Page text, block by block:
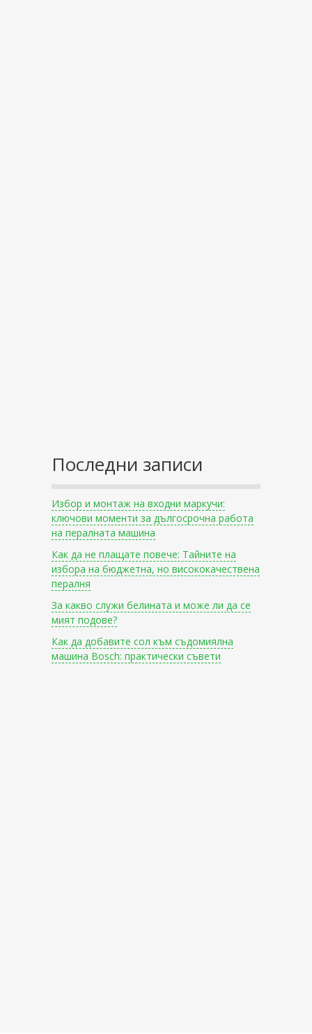
Последни записи
Избор и монтаж на входни маркучи:
ключови моменти за дългосрочна работа
на пералната машина
Как да не плащате повече: Тайните на
избора на бюджетна, но висококачествена
пералня
За какво служи белината и може ли да се
мият подове?
Как да добавите сол към съдомиялна
машина Bosch: практически съвети